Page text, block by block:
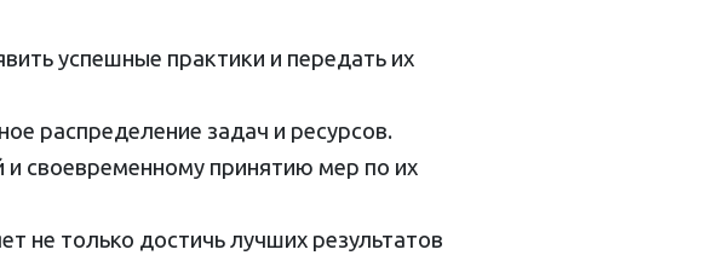
успешные практики и передать их
распределение задач и ресурсов.
своевременному принятию мер по их
не только достичь лучших результатов